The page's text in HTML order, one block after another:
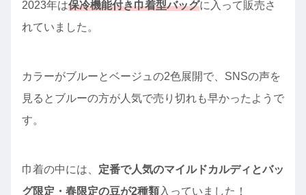
2023年は保冷機能付き巾着型バッグに入って販売さ
れていました。
カラーがブルーとベージュの2色展開で、SNSの声を
見るとブルーの方が人気で売り切れも早かったようで
す。
巾着の中には、 定番で人気のマイルドカルディとバッ
グ限定・春限定の豆が2種類入っていました！